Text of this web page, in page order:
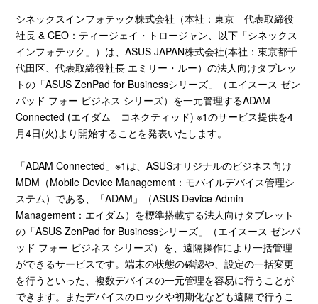
シネックスインフォテック株式会社（本社：東京 代表取締役
社長 & CEO：ティージェイ・トロージャン、以下「シネックス
インフォテック」）は、ASUS JAPAN株式会社(本社：東京都千
代田区、代表取締役社長 エミリー・ルー）の法人向けタブレッ
トの「ASUS ZenPad for Businessシリーズ」（エイスース ゼン
パッド フォー ビジネス シリーズ）を一元管理するADAM
Connected (エイダム コネクティッド) ※1のサービス提供を4
月4日(火)より開始することを発表いたします。
「ADAM Connected」※1は、ASUSオリジナルのビジネス向け
MDM（Mobile Device Management：モバイルデバイス管理シ
ステム）である、「ADAM」（ASUS Device Admin
Management：エイダム）を標準搭載する法人向けタブレット
の「ASUS ZenPad for Businessシリーズ」（エイスース ゼンパ
ッド フォー ビジネス シリーズ）を、遠隔操作により一括管理
ができるサービスです。端末の状態の確認や、設定の一括変更
を行うといった、複数デバイスの一元管理を容易に行うことが
できます。またデバイスのロックや初期化なども遠隔で行うこ